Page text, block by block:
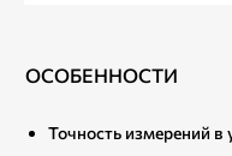
ОСОБЕННОСТИ
Точность измерений в